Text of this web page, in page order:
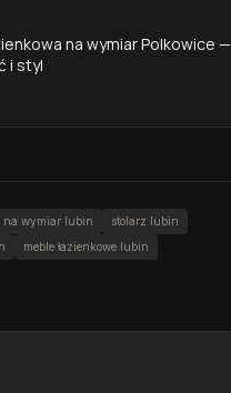
na wymiar Polkowice —
i styl
na wymiar lubin
stolarz lubin
meble łazienkowe lubin